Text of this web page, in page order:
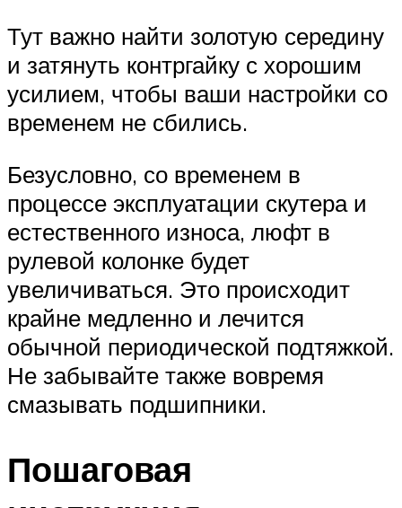
Тут важно найти золотую середину
и затянуть контргайку с хорошим
усилием, чтобы ваши настройки со
временем не сбились.
Безусловно, со временем в
процессе эксплуатации скутера и
естественного износа, люфт в
рулевой колонке будет
увеличиваться. Это происходит
крайне медленно и лечится
обычной периодической подтяжкой.
Не забывайте также вовремя
смазывать подшипники.
Пошаговая